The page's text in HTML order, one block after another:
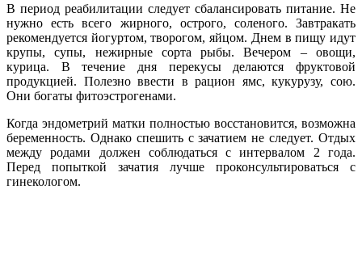
В период реабилитации следует сбалансировать питание. Не
нужно есть всего жирного, острого, соленого. Завтракать
рекомендуется йогуртом, творогом, яйцом. Днем в пищу идут
крупы, супы, нежирные сорта рыбы. Вечером – овощи,
курица. В течение дня перекусы делаются фруктовой
продукцией. Полезно ввести в рацион ямс, кукурузу, сою.
Они богаты фитоэстрогенами.
Когда эндометрий матки полностью восстановится, возможна
беременность. Однако спешить с зачатием не следует. Отдых
между родами должен соблюдаться с интервалом 2 года.
Перед попыткой зачатия лучше проконсультироваться с
гинекологом.